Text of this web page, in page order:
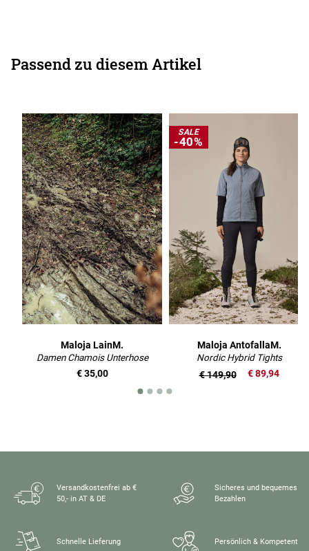
Passend zu diesem Artikel
Maloja LainM.
Damen Chamois Unterhose
€ 35,00
SALE
-40%
Maloja AntofallaM.
Nordic Hybrid Tights
€ 89,94
€ 149,90
Versandkostenfrei ab €
50,- in AT & DE
Sicheres und bequemes
Bezahlen
Schnelle Lieferung Persönlich & Kompetent